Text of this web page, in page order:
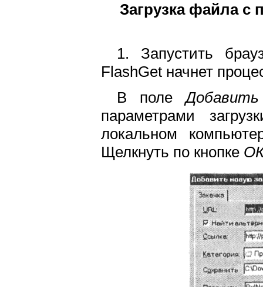
Загрузка файла
1. Запустить
FlashGet начнет
В поле
параметрами
локальном
Щелкнуть по кнопке